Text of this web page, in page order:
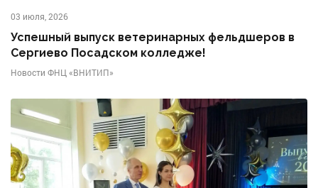
03 июля, 2026
Успешный выпуск ветеринарных фельдшеров в
Сергиево Посадском колледже!
Новости ФНЦ «ВНИТИП»